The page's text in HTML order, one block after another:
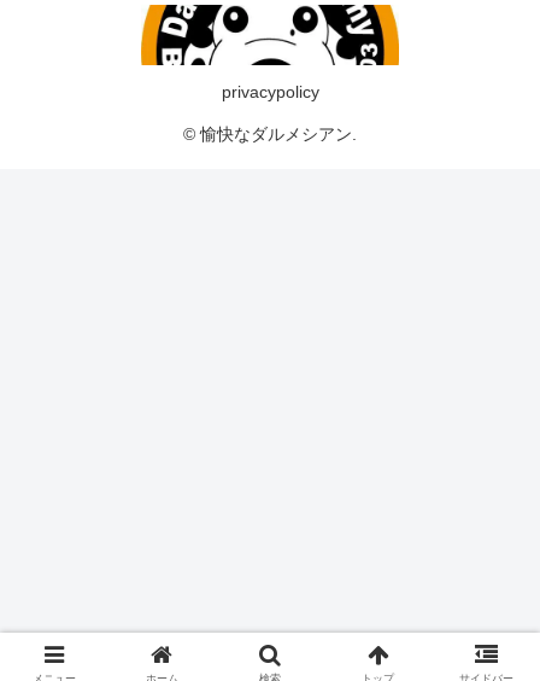
privacypolicy
© 愉快なダルメシアン.
メニュー ホーム 検索 トップ サイドバー